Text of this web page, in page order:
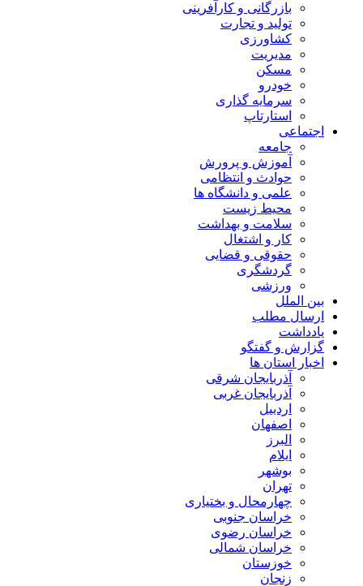
بازرگانی و کارآفرینی
تولید و تجارت
کشاورزی
مدیریت
مسکن
خودرو
سرمایه گذاری
استارتاپ
اجتماعی
جامعه
آموزش و پرورش
حوادث و انتظامی
علمی و دانشگاه ها
محیط زیست
سلامت و بهداشت
کار و اشتغال
حقوقی و قضایی
گردشگری
ورزشی
بین الملل
ارسال مطلب
یادداشت
گزارش و گفتگو
اخبار استان ها
آذربایجان شرقی
آذربایجان غربی
اردبیل
اصفهان
البرز
ایلام
بوشهر
تهران
چهارمحال و بختیاری
خراسان جنوبی
خراسان رضوی
خراسان شمالی
خوزستان
زنجان